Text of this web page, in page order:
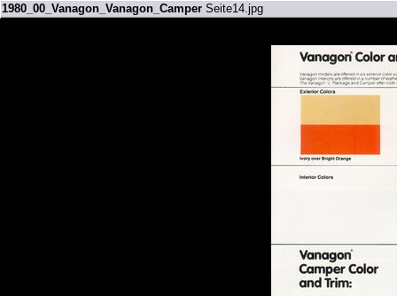
1980_00_Vanagon_Vanagon_CamperSeite14.jpg